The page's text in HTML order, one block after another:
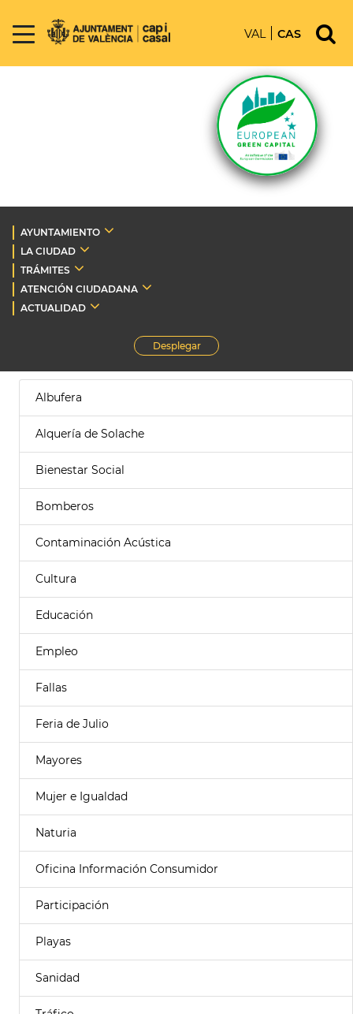
VAL CAS
AYUNTAMIENTO
LA CIUDAD
TRÁMITES
ATENCIÓN CIUDADANA
ACTUALIDAD
Desplegar
Albufera
Alquería de Solache
Bienestar Social
Bomberos
Contaminación Acústica
Cultura
Educación
Empleo
Fallas
Feria de Julio
Mayores
Mujer e Igualdad
Naturia
Oficina Información Consumidor
Participación
Playas
Sanidad